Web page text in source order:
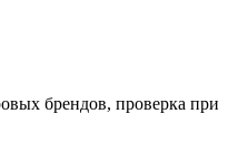
брендов, проверка при